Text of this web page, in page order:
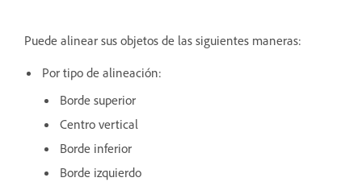
Puede alinear sus objetos de las siguientes maneras:
Por tipo de alineación:
Borde superior
Centro vertical
Borde inferior
Borde izquierdo